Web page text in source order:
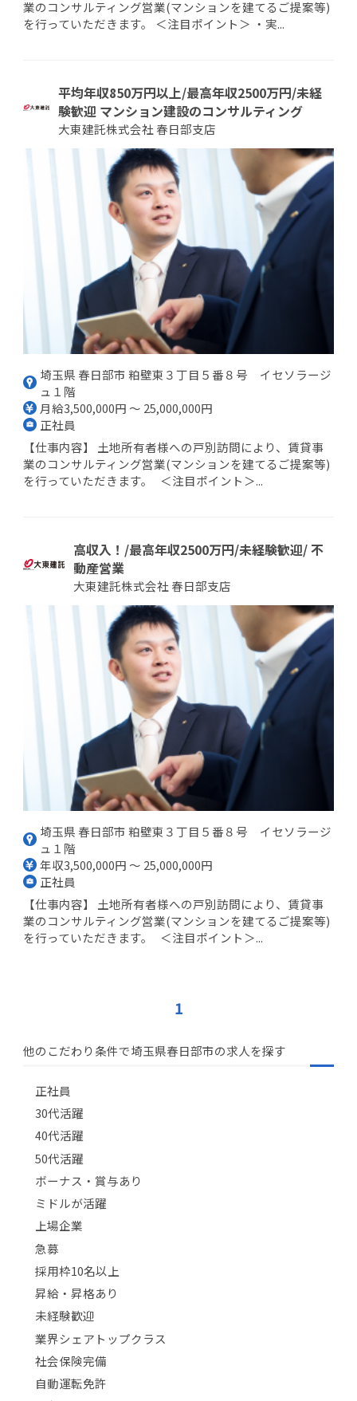
業のコンサルティング営業(マンションを建てるご提案等)
を行っていただきます。 ＜注目ポイント＞ ・実...
平均年収850万円以上/最高年収2500万円/未経
験歓迎 マンション建設のコンサルティング
大東建託株式会社 春日部支店
埼玉県 春日部市 粕壁東３丁目５番８号 イセソラージ
ュ１階
月給3,500,000円 ～ 25,000,000円
正社員
【仕事内容】 土地所有者様への戸別訪問により、賃貸事
業のコンサルティング営業(マンションを建てるご提案等)
を行っていただきます。 ＜注目ポイント＞...
高収入！/最高年収2500万円/未経験歓迎/ 不
動産営業
大東建託株式会社 春日部支店
埼玉県 春日部市 粕壁東３丁目５番８号 イセソラージ
ュ１階
年収3,500,000円 ～ 25,000,000円
正社員
【仕事内容】 土地所有者様への戸別訪問により、賃貸事
業のコンサルティング営業(マンションを建てるご提案等)
を行っていただきます。 ＜注目ポイント＞...
1
他のこだわり条件で埼玉県春日部市の求人を探す
正社員
30代活躍
40代活躍
50代活躍
ボーナス・賞与あり
ミドルが活躍
上場企業
急募
採用枠10名以上
昇給・昇格あり
未経験歓迎
業界シェアトップクラス
社会保険完備
自動運転免許